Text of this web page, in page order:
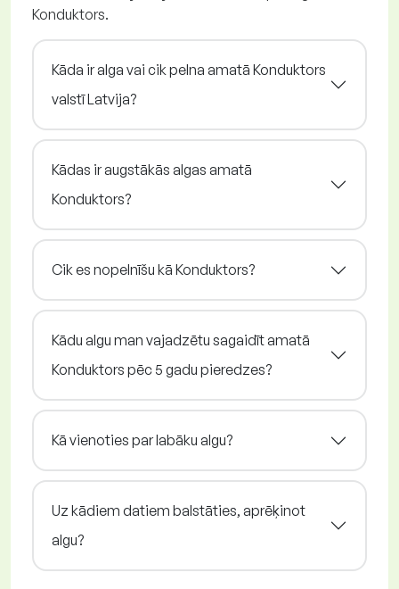
Konduktors.
Kāda ir alga vai cik pelna amatā Konduktors
valstī Latvija?
Kādas ir augstākās algas amatā
Konduktors?
Cik es nopelnīšu kā Konduktors?
Kādu algu man vajadzētu sagaidīt amatā
Konduktors pēc 5 gadu pieredzes?
Kā vienoties par labāku algu?
Uz kādiem datiem balstāties, aprēķinot
algu?